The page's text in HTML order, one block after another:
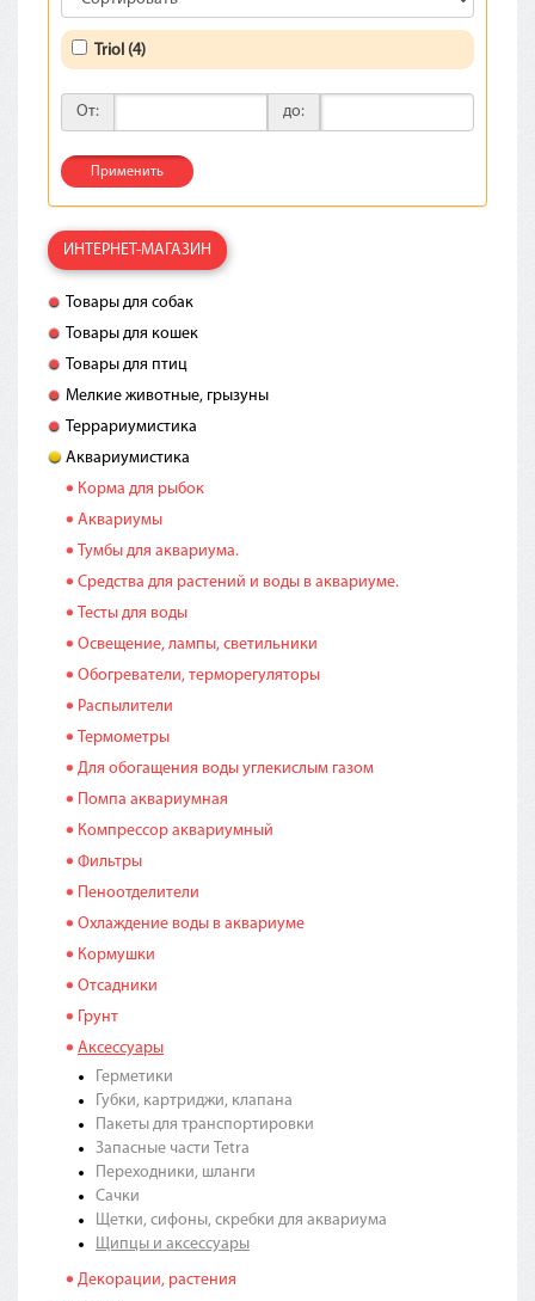
Triol (4)
От: до:
Применить
ИНТЕРНЕТ-МАГАЗИН
Товары для собак
Товары для кошек
Товары для птиц
Мелкие животные, грызуны
Террариумистика
Аквариумистика
Корма для рыбок
Аквариумы
Тумбы для аквариума.
Средства для растений и воды в аквариуме.
Тесты для воды
Освещение, лампы, светильники
Обогреватели, терморегуляторы
Распылители
Термометры
Для обогащения воды углекислым газом
Помпа аквариумная
Компрессор аквариумный
Фильтры
Пеноотделители
Охлаждение воды в аквариуме
Кормушки
Отсадники
Грунт
Аксессуары
Герметики
Губки, картриджи, клапана
Пакеты для транспортировки
Запасные части Tetra
Переходники, шланги
Сачки
Щетки, сифоны, скребки для аквариума
Щипцы и аксессуары
Декорации, растения